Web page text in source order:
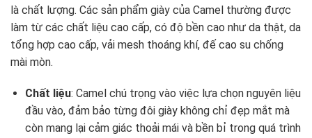
là chất lượng. Các sản phẩm giày của Camel thường được
làm từ các chất liệu cao cấp, có độ bền cao như da thật, da
tổng hợp cao cấp, vải mesh thoáng khí, đế cao su chống
mài mòn.
Chất liệu: Camel chú trọng vào việc lựa chọn nguyên liệu
đầu vào, đảm bảo từng đôi giày không chỉ đẹp mắt mà
còn mang lại cảm giác thoải mái và bền bỉ trong quá trình